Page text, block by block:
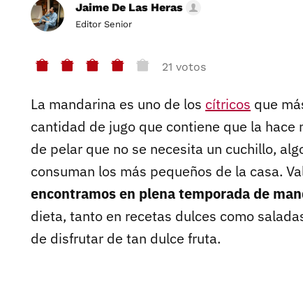
Jaime De Las Heras
Editor Senior
21 votos
La mandarina es uno de los cítricos que
cantidad de jugo que contiene que la
de pelar que no se necesita un cuchillo,
consuman los más pequeños de la casa.
encontramos en plena temporada de
dieta, tanto en recetas dulces como
de disfrutar de tan dulce fruta.